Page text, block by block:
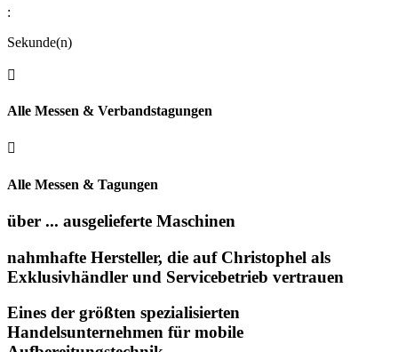
:
Sekunde(n)

Alle Messen & Verbandstagungen

Alle Messen & Tagungen
über ... ausgelieferte Maschinen
nahmhafte Hersteller, die auf Christophel als
Exklusivhändler und Servicebetrieb vertrauen
Eines der größten spezialisierten
Handelsunternehmen für mobile